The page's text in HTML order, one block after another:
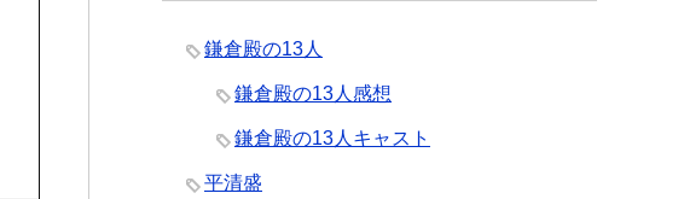
鎌倉殿の13人
鎌倉殿の13人感想
鎌倉殿の13人キャスト
平清盛